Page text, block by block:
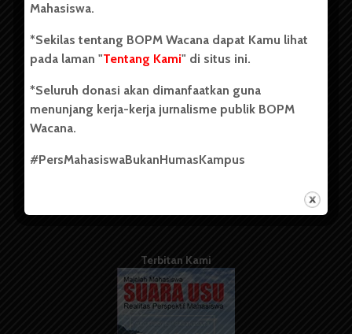
Kontribusi
Info Iklan
Pedoman Media Siber
Kode Etik Jurnalistik
Terbitan Kami
Mahasiswa.
*Sekilas tentang BOPM Wacana dapat Kamu lihat
pada laman "Tentang Kami" di situs ini.
*Seluruh donasi akan dimanfaatkan guna
menunjang kerja-kerja jurnalisme publik BOPM
Wacana.
#PersMahasiswaBukanHumasKampus